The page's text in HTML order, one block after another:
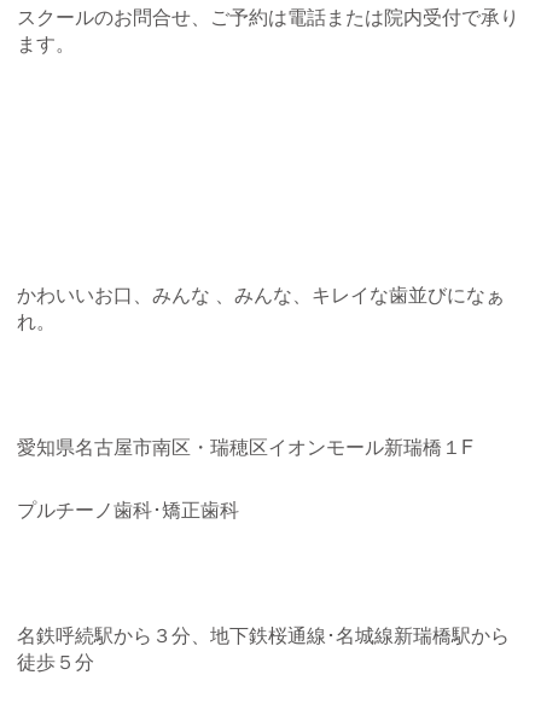
スクールのお問合せ、ご予約は電話または院内受付で承り
ます。
かわいいお口、みんな 、みんな、キレイな歯並びになぁ
れ。
愛知県名古屋市南区・瑞穂区イオンモール新瑞橋１F
プルチーノ歯科･矯正歯科
名鉄呼続駅から３分、地下鉄桜通線･名城線新瑞橋駅から
徒歩５分